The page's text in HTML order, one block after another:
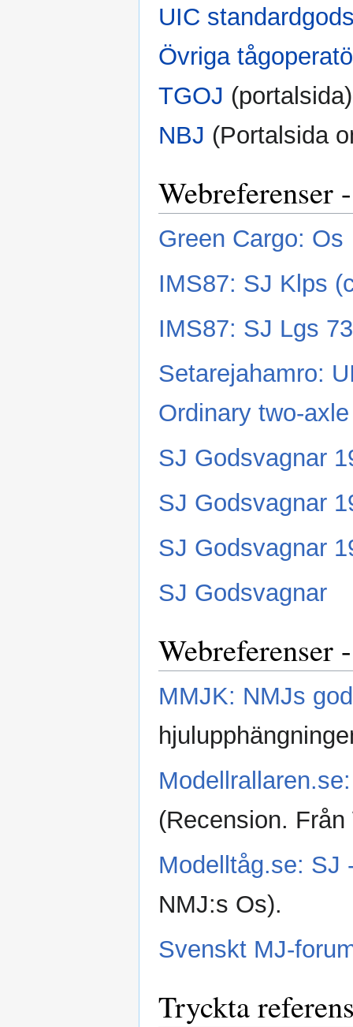
UIC
Övriga
TGOJ (portalsida)
NBJ (Portalsida
Webreferenser
Green Cargo: Os
IMS87: SJ Klps
IMS87: SJ Lgs
Setarejahamro:
Ordinary two-
SJ Godsvagnar
SJ Godsvagnar
SJ Godsvagnar
SJ Godsvagnar
Webreferenser
MMJK: NMJs
(Recension.
Modelltåg.se: SJ
NMJ:s Os).
Svenskt MJ-
Tryckta